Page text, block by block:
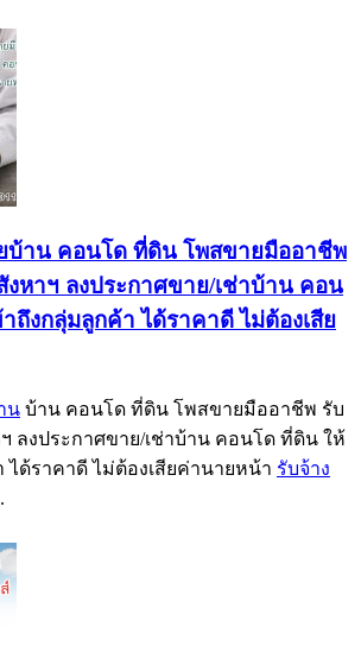
บ้าน คอนโด ที่ดิน โพสขายมืออาชีพ
งหาฯ ลงประกาศขาย/เช่าบ้าน คอน
ถึงกลุ่มลูกค้า ได้ราคาดี ไม่ต้องเสีย
น บ้าน คอนโด ที่ดิน โพสขายมืออาชีพ รับ
ลงประกาศขาย/เช่าบ้าน คอนโด ที่ดิน ให้
ด้ราคาดี ไม่ต้องเสียค่านายหน้า รับจ้าง